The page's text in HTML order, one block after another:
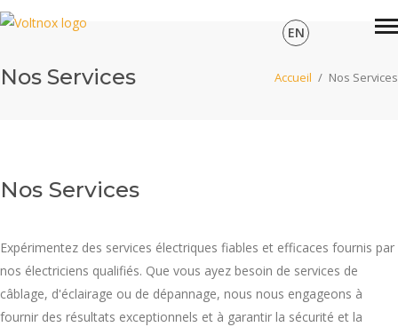
EN
Nos Services Accueil / Nos Services
Nos Services
Expérimentez des services électriques fiables et efficaces fournis par
nos électriciens qualifiés. Que vous ayez besoin de services de
câblage, d'éclairage ou de dépannage, nous nous engageons à
fournir des résultats exceptionnels et à garantir la sécurité et la